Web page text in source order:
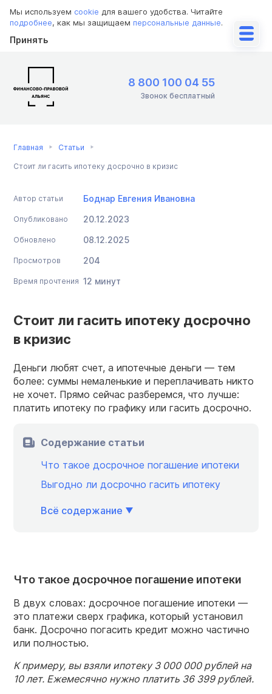
Мы используем cookie для вашего удобства. Читайте
подробнее, как мы защищаем персональные данные.
Принять
8 800 100 04 55
Звонок бесплатный
Главная Статьи
Стоит ли гасить ипотеку досрочно в кризис
Автор статьи Боднар Евгения Ивановна
Опубликовано 20.12.2023
Обновлено 08.12.2025
Просмотров 204
Время прочтения 12 минут
Стоит ли гасить ипотеку досрочно
в кризис
Деньги любят счет, а ипотечные деньги — тем
более: суммы немаленькие и переплачивать никто
не хочет. Прямо сейчас разберемся, что лучше:
платить ипотеку по графику или гасить досрочно.
Содержание статьи
Что такое досрочное погашение ипотеки
Выгодно ли досрочно гасить ипотеку
Всё содержание
Что такое досрочное погашение ипотеки
В двух словах: досрочное погашение ипотеки —
это платежи сверх графика, который установил
банк. Досрочно погасить кредит можно частично
или полностью.
К примеру, вы взяли ипотеку 3 000 000 рублей на
10 лет. Ежемесячно нужно платить 36 399 рублей.